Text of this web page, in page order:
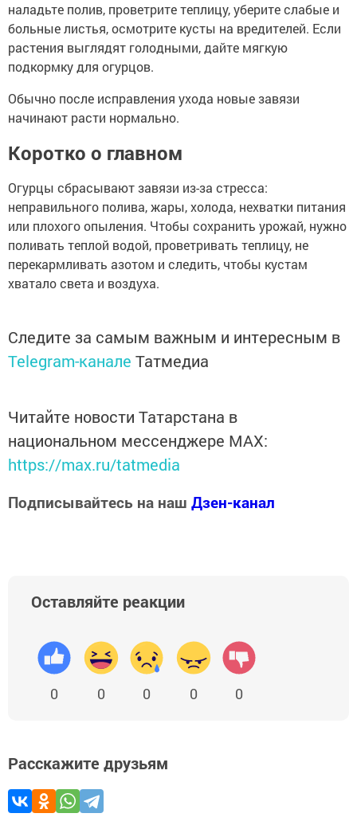
наладьте полив, проветрите теплицу, уберите слабые и
больные листья, осмотрите кусты на вредителей. Если
растения выглядят голодными, дайте мягкую
подкормку для огурцов.
Обычно после исправления ухода новые завязи
начинают расти нормально.
Коротко о главном
Огурцы сбрасывают завязи из-за стресса:
неправильного полива, жары, холода, нехватки питания
или плохого опыления. Чтобы сохранить урожай, нужно
поливать теплой водой, проветривать теплицу, не
перекармливать азотом и следить, чтобы кустам
хватало света и воздуха.
Следите за самым важным и интересным в
Telegram-канале Татмедиа
Читайте новости Татарстана в
национальном мессенджере MАХ:
https://max.ru/tatmedia
Подписывайтесь на наш Дзен-канал
Оставляйте реакции
0 0 0 0 0
Расскажите друзьям